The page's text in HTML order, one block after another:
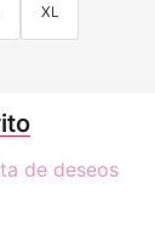
XL
de deseos